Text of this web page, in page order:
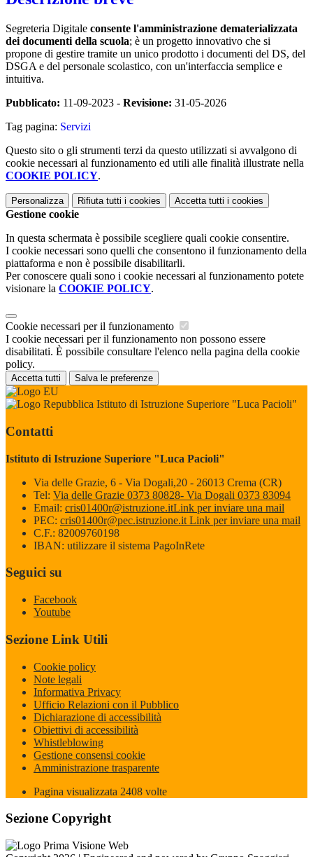
Segreteria Digitale consente l'amministrazione dematerializzata
dei documenti della scuola; è un progetto innovativo che si
propone di gestire tramite un unico prodotto i documenti del DS, del
DSGA e del personale scolastico, con un'interfaccia semplice e
intuitiva.
Pubblicato: 11-09-2023 - Revisione: 31-05-2026
Tag pagina: Servizi
Questo sito o gli strumenti terzi da questo utilizzati si avvalgono di
cookie necessari al funzionamento ed utili alle finalità illustrate nella
COOKIE POLICY.
Personalizza Rifiuta tutti i cookies Accetta tutti i cookies
Gestione cookie
In questa schermata è possibile scegliere quali cookie consentire.
I cookie necessari sono quelli che consentono il funzionamento della
piattaforma e non è possibile disabilitarli.
Per conoscere quali sono i cookie necessari al funzionamento potete
visionare la COOKIE POLICY.
Cookie necessari per il funzionamento
I cookie necessari per il funzionamento non possono essere
disabilitati. È possibile consultare l'elenco nella pagina della cookie
policy.
Accetta tutti Salva le preferenze
Istituto di Istruzione Superiore "Luca Pacioli"
Contatti
Istituto di Istruzione Superiore "Luca Pacioli"
Via delle Grazie, 6 - Via Dogali,20 - 26013 Crema (CR)
Tel: Via delle Grazie 0373 80828- Via Dogali 0373 83094
Email: cris01400r@istruzione.itLink per inviare una mail
PEC: cris01400r@pec.istruzione.it Link per inviare una mail
C.F.: 82009760198
IBAN: utilizzare il sistema PagoInRete
Seguici su
Facebook
Youtube
Sezione Link Utili
Cookie policy
Note legali
Informativa Privacy
Ufficio Relazioni con il Pubblico
Dichiarazione di accessibilità
Obiettivi di accessibilità
Whistleblowing
Gestione consensi cookie
Amministrazione trasparente
Pagina visualizzata 2408 volte
Sezione Copyright